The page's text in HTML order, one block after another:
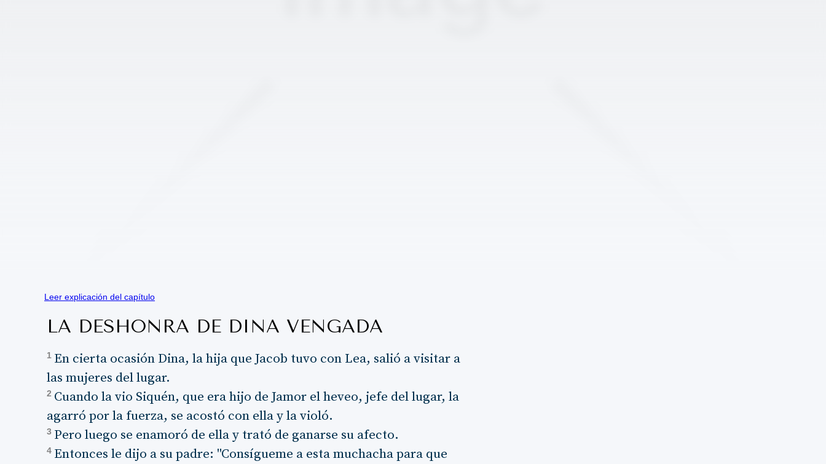
Leer explicación del capítulo
LA DESHONRA DE DINA VENGADA
1 En cierta ocasión Dina, la hija que Jacob tuvo con Lea, salió a visitar a
las mujeres del lugar.
2 Cuando la vio Siquén, que era hijo de Jamor el heveo, jefe del lugar, la
agarró por la fuerza, se acostó con ella y la violó.
3 Pero luego se enamoró de ella y trató de ganarse su afecto.
4 Entonces le dijo a su padre: "Consígueme a esta muchacha para que